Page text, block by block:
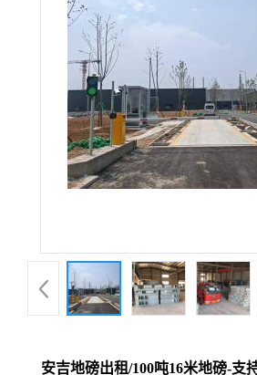
安吉地磅出租/100吨16米地磅-支